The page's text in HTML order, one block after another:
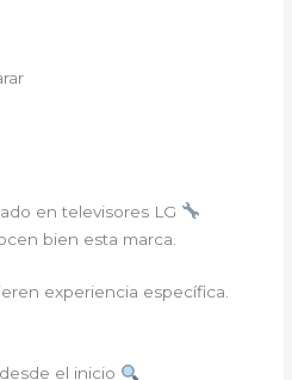
en televisores LG
bien esta marca.
experiencia específica.
el inicio